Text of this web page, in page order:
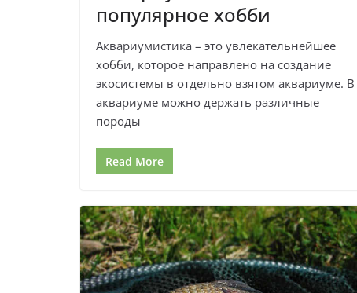
популярное хобби
Аквариумистика – это увлекательнейшее
хобби, которое направлено на создание
экосистемы в отдельно взятом аквариуме. В
аквариуме можно держать различные
породы
Read More